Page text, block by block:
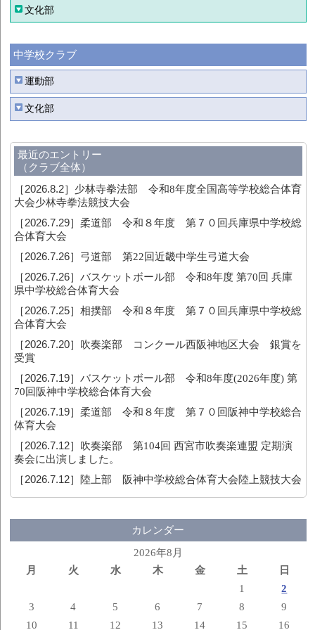
文化部
中学校クラブ
運動部
文化部
最近のエントリー
（クラブ全体）
［2026.8.2］ 少林寺拳法部 令和8年度全国高等学校総合体育
大会少林寺拳法競技大会
［2026.7.29］柔道部 令和８年度 第７０回兵庫県中学校総
合体育大会
［2026.7.26］ 弓道部 第22回近畿中学生弓道大会
［2026.7.26］バスケットボール部 令和8年度 第70回 兵庫
県中学校総合体育大会
［2026.7.25］相撲部 令和８年度 第７０回兵庫県中学校総
合体育大会
［2026.7.20］ 吹奏楽部 コンクール西阪神地区大会 銀賞を
受賞
［2026.7.19］バスケットボール部 令和8年度(2026年度) 第
70回阪神中学校総合体育大会
［2026.7.19］柔道部 令和８年度 第７０回阪神中学校総合
体育大会
［2026.7.12］ 吹奏楽部 第104回 西宮市吹奏楽連盟 定期演
奏会に出演しました。
［2026.7.12］ 陸上部 阪神中学校総合体育大会陸上競技大会
カレンダー
2026年8月
月
火 水 木 金 土
日
1
2
3
4 5 6 7 8
9
10
11 12 13 14 15 16